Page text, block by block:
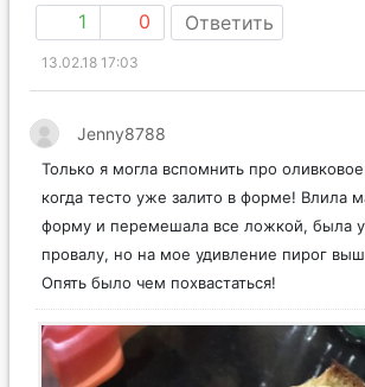
1 0 Ответить
13.02.18 17:03
Jenny8788
Только я могла вспомнить про
когда тесто уже залито в форме! Влила
форму и перемешала все ложкой, была
провалу, но на мое удивление пирог
Опять было чем похвастаться!